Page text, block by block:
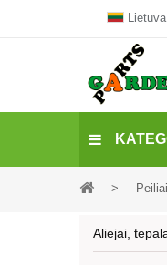
Lietuva
> Peiliai
Aliejai,